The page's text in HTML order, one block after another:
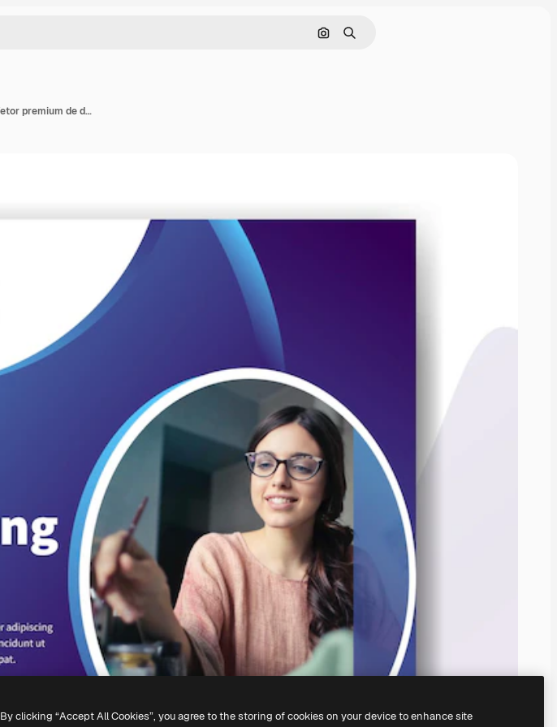
Pesquisar por imagem
Buscar
Promoção de mídia social da agência de marketing digital Vetor premium de design de modelo de postagem
By clicking “Accept All Cookies”, you agree to the storing of cookies on your device to enhance site